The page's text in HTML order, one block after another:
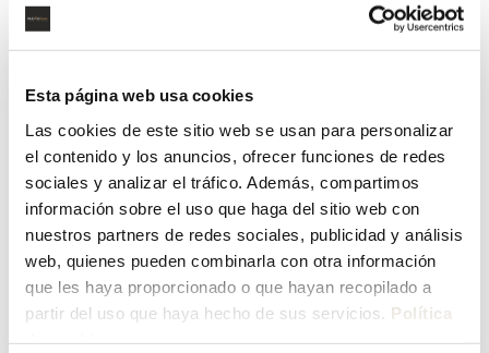
Esta página web usa cookies
Las cookies de este sitio web se usan para personalizar
el contenido y los anuncios, ofrecer funciones de redes
sociales y analizar el tráfico. Además, compartimos
información sobre el uso que haga del sitio web con
nuestros partners de redes sociales, publicidad y análisis
web, quienes pueden combinarla con otra información
que les haya proporcionado o que hayan recopilado a
partir del uso que haya hecho de sus servicios. Política
¿Has olvidado tu contraseña?